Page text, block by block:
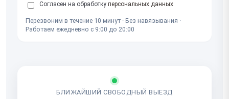
Согласен на обработку персональных данных
Перезвоним в течение 10 минут · Без навязывания ·
Работаем ежедневно с 9:00 до 20:00
БЛИЖАЙШИЙ СВОБОДНЫЙ ВЫЕЗД